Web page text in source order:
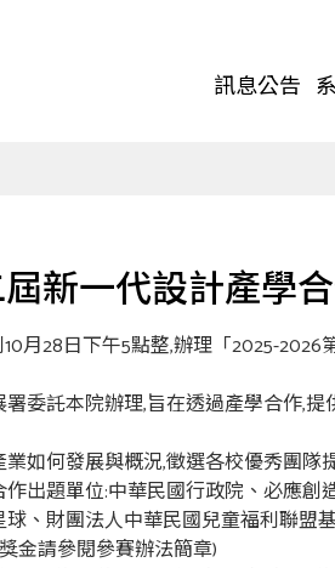
訊息公告
新一代設計產學
10月28日下午5點整,辦理「2025-
委託本院辦理,旨在透過產學合作,
如何發展與概況,徵選各校優秀團
出題單位:中華民國行政院、必應
、財團法人中華民國兒童福利聯盟
金請參閱參賽辦法簡章)